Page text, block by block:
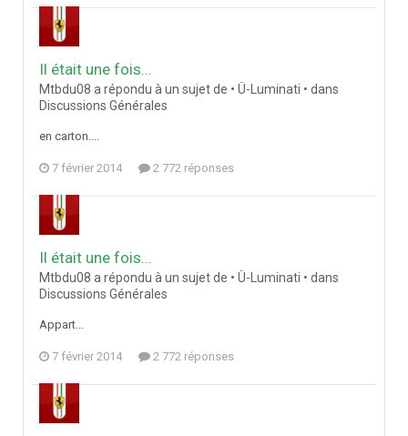
Il était une fois...
Mtbdu08 a répondu à un sujet de • Ü-Luminati • dans
Discussions Générales
en carton....
7 février 2014 2 772 réponses
Il était une fois...
Mtbdu08 a répondu à un sujet de • Ü-Luminati • dans
Discussions Générales
Appart...
7 février 2014 2 772 réponses